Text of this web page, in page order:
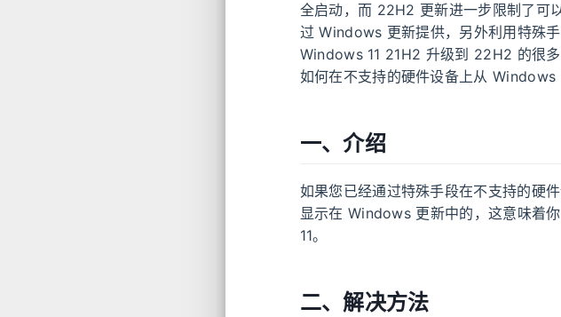
全启动，而 22H2 更新进一步限制了可
过 Windows 更新提供，另外利用特殊
Windows 11 21H2 升级到 22H2 的很
如何在不支持的硬件设备上从 Windows
一、介绍
如果您已经通过特殊手段在不支持的硬
显示在 Windows 更新中的，这意味着
11。
二、解决方法